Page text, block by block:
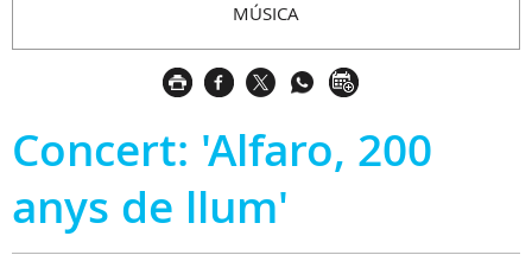
MÚSICA
Concert: 'Alfaro, 200
anys de llum'